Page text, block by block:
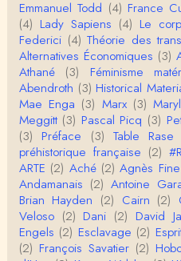
dire) en appuyant la
roland chaudat
IROQUOIS
mas S.
e ne comp…
roland chaudat
Merci de relever ma
i concerne une
n…
Christophe
Pour ce qui est des
effet été
Roland Chaudat
Emmanuel Todd (4) France
(4) Lady Sapiens (4) Le
Federici (4) Théorie des
Alternatives Économiques (3)
Athané
(3) Féminisme
Abendroth (3) Historical
Mae Enga (3) Marx (3)
Meggitt (3) Pascal Picq (3)
(3) Préface (3) Table Rase
préhistorique française (2)
ARTE (2) Aché (2) Agnès Fine
Andamanais (2) Antoine
Brian Hayden (2) Cairn (2)
Veloso (2) Dani (2) David
Engels (2) Esclavage (2)
(2) François Savatier (2)